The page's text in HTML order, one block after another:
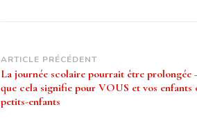
Navigation
d’article
ARTICLE PRÉCÉDENT
La journée scolaire pourrait être prolongée
que cela signifie pour VOUS et vos enfants
petits-enfants